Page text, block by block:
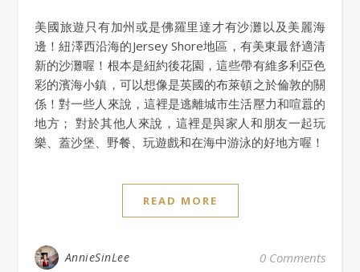
美國旅遊只有加州或是佛羅里達才有沙灘以及美麗海
邊！紐澤西沿海的Jersey Shore地區，有美東最舒適清
新的沙灘喔！根本是紐約後花園，這些帶有維多利亞色
彩的濱海小鎮，可以想像是英國的布萊頓之於倫敦的關
係！對一些人來說，這裡是逃離城市生活壓力和喧囂的
地方； 對於其他人來說，這裡是與家人和朋友一起玩
樂、蓋沙堡、野餐、玩遊戲和在海中游泳的好地方喔！
READ MORE
AnnieSinLee 0 Comments